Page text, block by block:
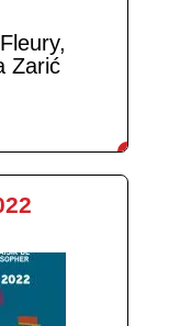
Zarić